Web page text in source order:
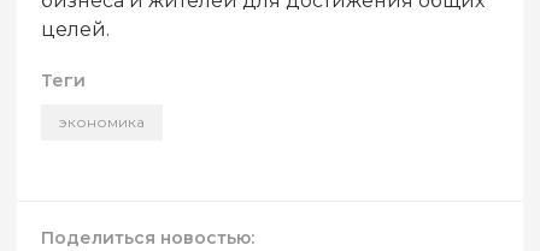
целей.
Теги
экономика
Поделиться новостью: